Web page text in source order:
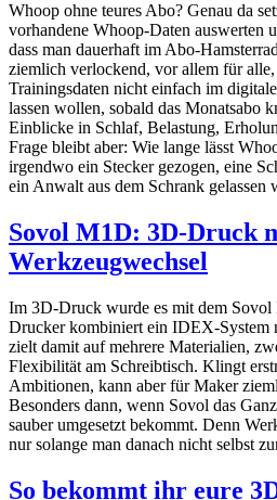
Whoop ohne teures Abo? Genau da
vorhandene Whoop-Daten auswerten
dass man dauerhaft im Abo-
ziemlich verlockend, vor allem für
Trainingsdaten nicht einfach im
lassen wollen, sobald das Monatsabo
Einblicke in Schlaf, Belastung,
Frage bleibt aber: Wie lange lässt
irgendwo ein Stecker gezogen, eine
ein Anwalt aus dem Schrank gelassen
Sovol M1D: 3D-Druck
Werkzeugwechsel
Im 3D-Druck wurde es mit dem Sovol
Drucker kombiniert ein IDEX-System
zielt damit auf mehrere Materialien,
Flexibilität am Schreibtisch. Klingt
Ambitionen, kann aber für Maker
Besonders dann, wenn Sovol das
sauber umgesetzt bekommt. Denn
nur solange man danach nicht selbst
So bekommt ihr eure